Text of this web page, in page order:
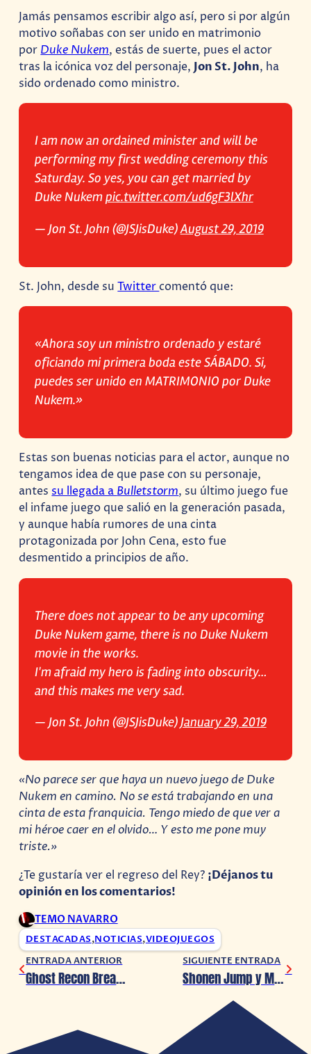
Jamás pensamos escribir algo así, pero si por algún
motivo soñabas con ser unido en matrimonio
por Duke Nukem, estás de suerte, pues el actor
tras la icónica voz del personaje, Jon St. John, ha
sido ordenado como ministro.
I am now an ordained minister and will be
performing my first wedding ceremony this
Saturday. So yes, you can get married by
Duke Nukempic.twitter.com/ud6gF3lXhr
— Jon St. John (@JSJisDuke)August 29, 2019
St. John, desde suTwittercomentó que:
«Ahora soy un ministro ordenado y estaré
oficiando mi primera boda este SÁBADO. Si,
puedes ser unido en MATRIMONIO por Duke
Nukem.»
Estas son buenas noticias para el actor, aunque no
tengamos idea de que pase con su personaje,
antes su llegada a Bulletstorm, su último juego fue
el infame juego que salió en la generación pasada,
y aunque había rumores de una cinta
protagonizada por John Cena, esto fue
desmentido a principios de año.
There does not appear to be any upcoming
Duke Nukem game, there is no Duke Nukem
movie in the works.
I'm afraid my hero is fading into obscurity…
and this makes me very sad.
— Jon St. John (@JSJisDuke)January 29, 2019
«No parece ser que haya un nuevo juego de Duke
Nukem en camino. No se está trabajando en una
cinta de esta franquicia. Tengo miedo de que ver a
mi héroe caer en el olvido… Y esto me pone muy
triste.»
¿Te gustaría ver el regreso del Rey? ¡Déjanos tu
opinión en los comentarios!
TEMO NAVARRO
DESTACADAS,NOTICIAS,VIDEOJUEGOS
ENTRADA ANTERIOR
Ghost Recon Breakpoint detalla contenido de la Beta Cerrada
SIGUIENTE ENTRADA
Shonen Jump y Marvel trabajarán en nuevos mangas